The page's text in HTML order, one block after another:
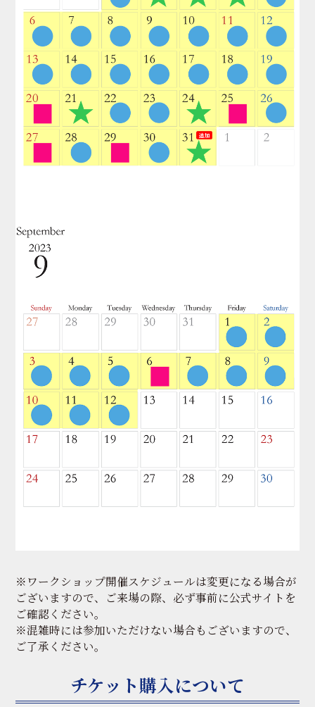
※ワークショップ開催スケジュールは変更になる場合が
ございますので、ご来場の際、必ず事前に公式サイトを
ご確認ください。
※混雑時には参加いただけない場合もございますので、
ご了承ください。
チケット購入について